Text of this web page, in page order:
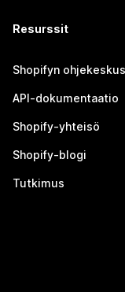
Resurssit
Shopifyn ohjekeskus
API-dokumentaatio
Shopify-yhteisö
Shopify-blogi
Tutkimus